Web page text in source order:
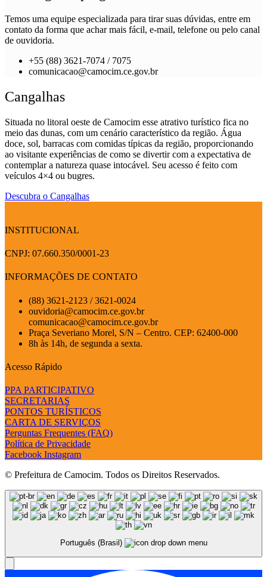
Temos uma equipe especializada para tirar suas dúvidas, entre em
contato da forma que achar mais fácil, e-mail, telefone ou pelo canal
de ouvidoria.
+55 (88) 3621-7074 / 7075
comunicacao@camocim.ce.gov.br
Cangalhas
Situada no litoral oeste de Camocim esse atrativo turístico fica no
meio das dunas, com um cenário característico da região. Água
doce, sol, barracas com comidas típicas da região, proporcionando
ao visitante experiências de como se divertir com a expectativa de
contemplar a natureza quase intocável. Seu acesso é feito com
veículos 4×4 ou bugres.
Descubra o Cangalhas
INSTITUCIONAL
CNPJ: 07.660.350/0001-23
INFORMAÇÕES DE CONTATO
(88) 3621-2123 / 3621-0024
ouvidoria@camocim.ce.gov.br
comunicacao@camocim.ce.gov.br
Praça Severiano Morel, S/N – Centro. CEP: 62400-000
8h às 14h, de segunda a sexta.
Acesso Rápido
PPA PARTICIPATIVO
SECRETARIAS
PONTOS TURÍSTICOS
CARTA DE SERVIÇOS
Perguntas Frequentes (FAQ)
Política de Privacidade
Facebook Instagram
© Prefeitura de Camocim. Todos os Direitos Reservados.
Português (Brasil)